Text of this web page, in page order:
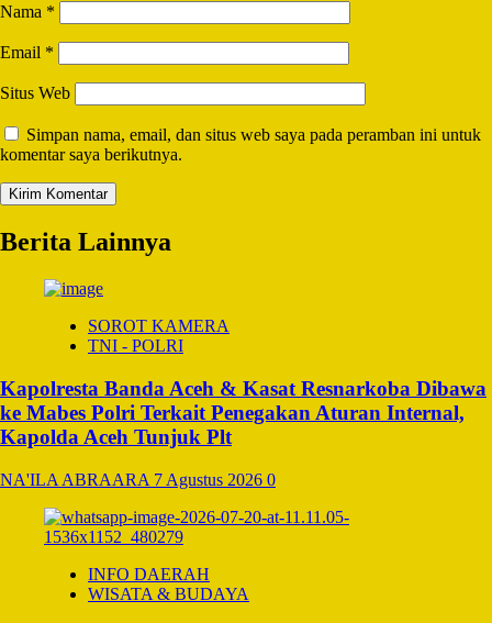
Nama *
Email *
Situs Web
Simpan nama, email, dan situs web saya pada peramban ini untuk
komentar saya berikutnya.
Berita Lainnya
SOROT KAMERA
TNI - POLRI
Kapolresta Banda Aceh & Kasat Resnarkoba Dibawa
ke Mabes Polri Terkait Penegakan Aturan Internal,
Kapolda Aceh Tunjuk Plt
NA'ILA ABRAARA 7 Agustus 2026 0
INFO DAERAH
WISATA & BUDAYA